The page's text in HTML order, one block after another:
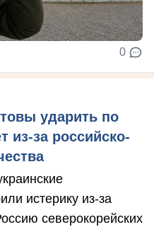
0
ударить по
из-за российско-
истерику из-за
северокорейских